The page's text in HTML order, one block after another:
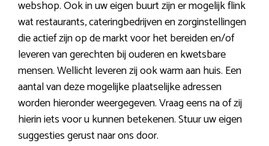
webshop. Ook in uw eigen buurt zijn er mogelijk flink
wat restaurants, cateringbedrijven en zorginstellingen
die actief zijn op de markt voor het bereiden en/of
leveren van gerechten bij ouderen en kwetsbare
mensen. Wellicht leveren zij ook warm aan huis. Een
aantal van deze mogelijke plaatselijke adressen
worden hieronder weergegeven. Vraag eens na of zij
hierin iets voor u kunnen betekenen. Stuur uw eigen
suggesties gerust naar ons door.